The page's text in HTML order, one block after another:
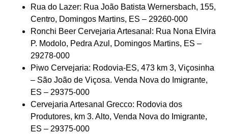
Rua do Lazer: Rua João Batista Wernersbach, 155,
Centro, Domingos Martins, ES – 29260-000
Ronchi Beer Cervejaria Artesanal: Rua Nona Elvira
P. Modolo, Pedra Azul, Domingos Martins, ES –
29278-000
Piwo Cervejaria: Rodovia-ES, 473 km 3, Viçosinha
– São João de Viçosa. Venda Nova do Imigrante,
ES – 29375-000
Cervejaria Artesanal Grecco: Rodovia dos
Produtores, km 3. Alto, Venda Nova do Imigrante,
ES – 29375-000